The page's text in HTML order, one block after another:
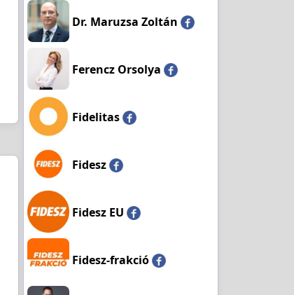
Dr. Maruzsa Zoltán
Ferencz Orsolya
Fidelitas
Fidesz
Fidesz EU
Fidesz-frakció